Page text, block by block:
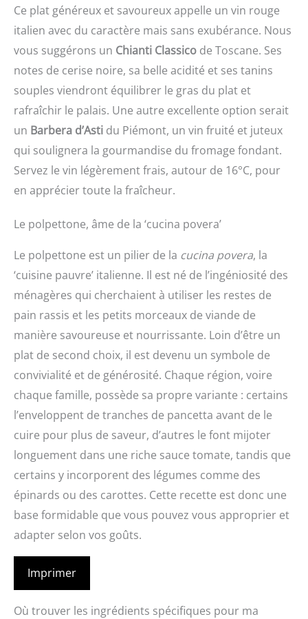
Ce plat généreux et savoureux appelle un vin rouge
italien avec du caractère mais sans exubérance. Nous
vous suggérons un Chianti Classico de Toscane. Ses
notes de cerise noire, sa belle acidité et ses tanins
souples viendront équilibrer le gras du plat et
rafraîchir le palais. Une autre excellente option serait
un Barbera d’Asti du Piémont, un vin fruité et juteux
qui soulignera la gourmandise du fromage fondant.
Servez le vin légèrement frais, autour de 16°C, pour
en apprécier toute la fraîcheur.
Le polpettone, âme de la ‘cucina povera’
Le polpettone est un pilier de la cucina povera, la
‘cuisine pauvre’ italienne. Il est né de l’ingéniosité des
ménagères qui cherchaient à utiliser les restes de
pain rassis et les petits morceaux de viande de
manière savoureuse et nourrissante. Loin d’être un
plat de second choix, il est devenu un symbole de
convivialité et de générosité. Chaque région, voire
chaque famille, possède sa propre variante : certains
l’enveloppent de tranches de pancetta avant de le
cuire pour plus de saveur, d’autres le font mijoter
longuement dans une riche sauce tomate, tandis que
certains y incorporent des légumes comme des
épinards ou des carottes. Cette recette est donc une
base formidable que vous pouvez vous approprier et
adapter selon vos goûts.
Imprimer
Où trouver les ingrédients spécifiques pour ma